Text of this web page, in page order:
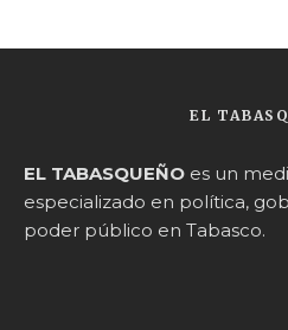
EL
EL TABASQUEÑO es un
especializado en política,
poder público en Tabasco.